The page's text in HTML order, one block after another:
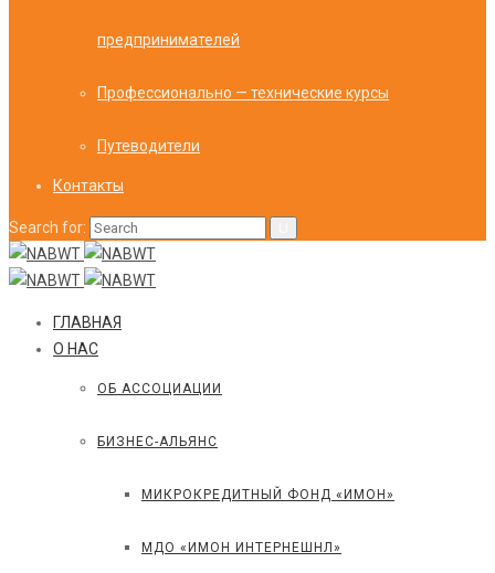
предпринимателей
Профессионально — технические курсы
Путеводители
Контакты
Search for:
ГЛАВНАЯ
О НАС
ОБ АССОЦИАЦИИ
БИЗНЕС-АЛЬЯНС
МИКРОКРЕДИТНЫЙ ФОНД «ИМОН»
МДО «ИМОН ИНТЕРНЕШНЛ»